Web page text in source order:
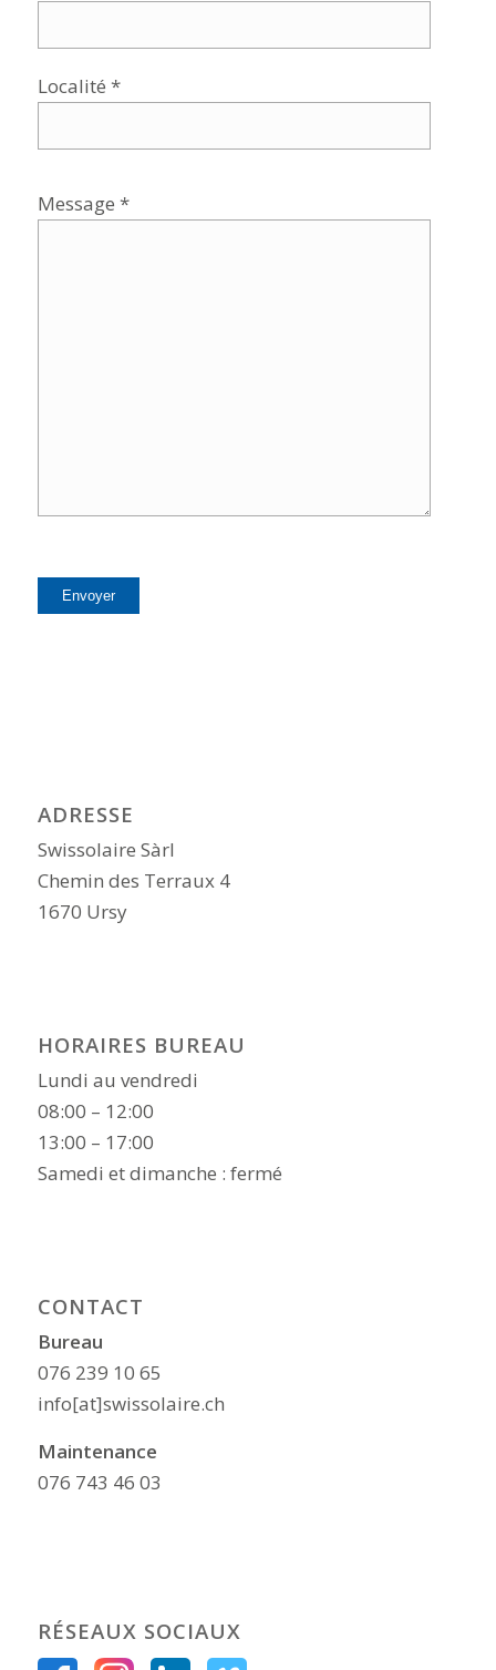
Localité *
Message *
ADRESSE
Swissolaire Sàrl
Chemin des Terraux 4
1670 Ursy
HORAIRES BUREAU
Lundi au vendredi
08:00 – 12:00
13:00 – 17:00
Samedi et dimanche : fermé
CONTACT
Bureau
076 239 10 65
info[at]swissolaire.ch
Maintenance
076 743 46 03
RÉSEAUX SOCIAUX